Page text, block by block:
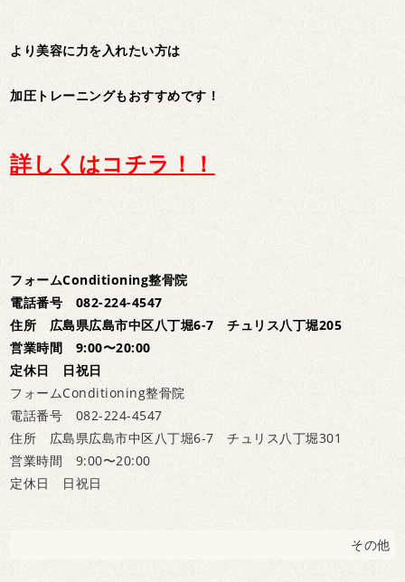
より美容に力を入れたい方は
加圧トレーニングもおすすめです！
詳しくはコチラ！！
フォームConditioning整骨院
電話番号 082-224-4547
住所 広島県広島市中区八丁堀6-7 チュリス八丁堀205
営業時間 9:00〜20:00
定休日 日祝日
フォームConditioning整骨院
電話番号 082-224-4547
住所 広島県広島市中区八丁堀6-7 チュリス八丁堀301
営業時間 9:00〜20:00
定休日 日祝日
その他